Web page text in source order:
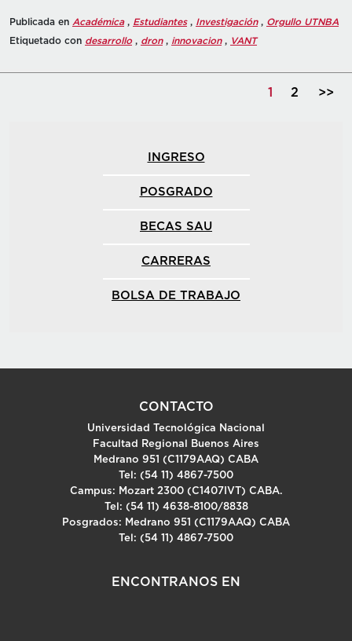
Publicada en Académica, Estudiantes, Investigación, Orgullo UTNBA
Etiquetado con desarrollo, dron, innovacion, VANT
1 2 >>
INGRESO
POSGRADO
BECAS SAU
CARRERAS
BOLSA DE TRABAJO
CONTACTO
Universidad Tecnológica Nacional
Facultad Regional Buenos Aires
Medrano 951 (C1179AAQ) CABA
Tel: (54 11) 4867-7500
Campus: Mozart 2300 (C1407IVT) CABA.
Tel: (54 11) 4638-8100/8838
Posgrados: Medrano 951 (C1179AAQ) CABA
Tel: (54 11) 4867-7500
ENCONTRANOS EN